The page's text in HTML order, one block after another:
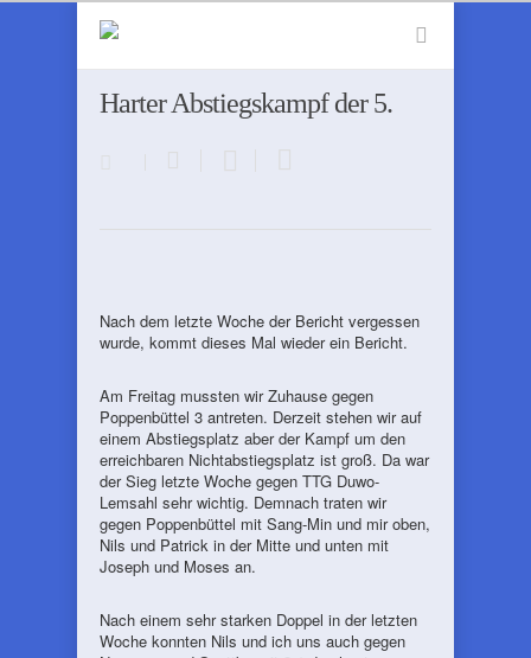
Harter Abstiegskampf der 5.
Nach dem letzte Woche der Bericht vergessen
wurde, kommt dieses Mal wieder ein Bericht.
Am Freitag mussten wir Zuhause gegen
Poppenbüttel 3 antreten. Derzeit stehen wir auf
einem Abstiegsplatz aber der Kampf um den
erreichbaren Nichtabstiegsplatz ist groß. Da war
der Sieg letzte Woche gegen TTG Duwo-
Lemsahl sehr wichtig. Demnach traten wir
gegen Poppenbüttel mit Sang-Min und mir oben,
Nils und Patrick in der Mitte und unten mit
Joseph und Moses an.
Nach einem sehr starken Doppel in der letzten
Woche konnten Nils und ich uns auch gegen